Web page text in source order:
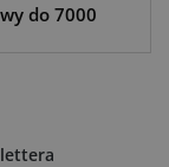
do 7000